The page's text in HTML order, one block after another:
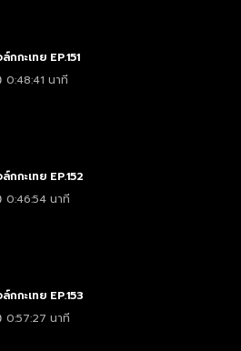
กกะเทย EP.151
0:48:41 นาที
กกะเทย EP.152
0:46:54 นาที
กกะเทย EP.153
0:57:27 นาที